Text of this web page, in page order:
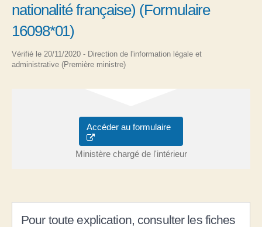
nationalité française) (Formulaire
16098*01)
Vérifié le 20/11/2020 - Direction de l'information légale et
administrative (Première ministre)
Accéder au formulaire
Ministère chargé de l'intérieur
Pour toute explication, consulter les fiches